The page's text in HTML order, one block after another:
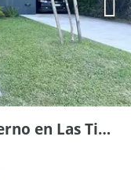
Casa en venta sobre lote interno en Las Tipas, Nordelta.